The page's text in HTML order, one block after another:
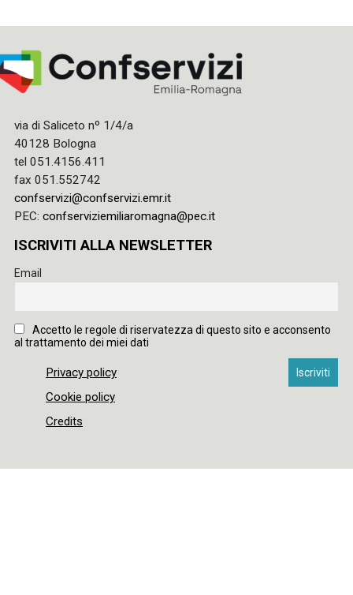
via di Saliceto nº 1/4/a
40128 Bologna
tel 051.4156.411
fax 051.552742
confservizi@confservizi.emr.it
PEC: confserviziemiliaromagna@pec.it
ISCRIVITI ALLA NEWSLETTER
Email
Accetto le regole di riservatezza di questo sito e acconsento
al trattamento dei miei dati
Privacy policy
Cookie policy
Credits